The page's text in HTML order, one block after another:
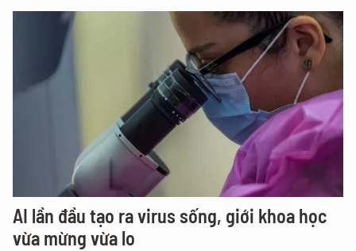
AI lần đầu tạo ra virus sống, giới khoa học
vừa mừng vừa lo